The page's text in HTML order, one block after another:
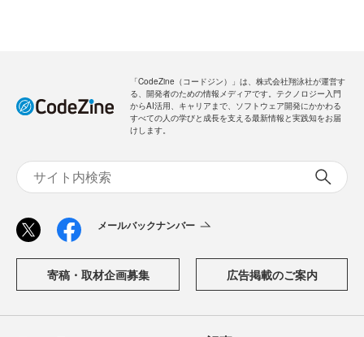
「CodeZine（コードジン）」は、株式会社翔泳社が運営す
る、開発者のための情報メディアです。テクノロジー入門
からAI活用、キャリアまで、ソフトウェア開発にかかわる
すべての人の学びと成長を支える最新情報と実践知をお届
けします。
メールバックナンバー
寄稿・取材企画募集 広告掲載のご案内